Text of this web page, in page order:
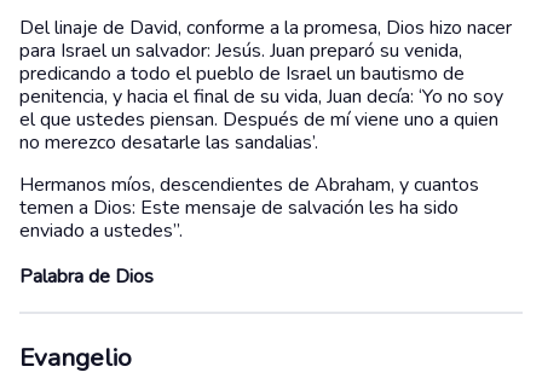
Del linaje de David, conforme a la promesa, Dios hizo nacer
para Israel un salvador: Jesús. Juan preparó su venida,
predicando a todo el pueblo de Israel un bautismo de
penitencia, y hacia el final de su vida, Juan decía: ‘Yo no soy
el que ustedes piensan. Después de mí viene uno a quien
no merezco desatarle las sandalias’.
Hermanos míos, descendientes de Abraham, y cuantos
temen a Dios: Este mensaje de salvación les ha sido
enviado a ustedes”.
Palabra de Dios
Evangelio